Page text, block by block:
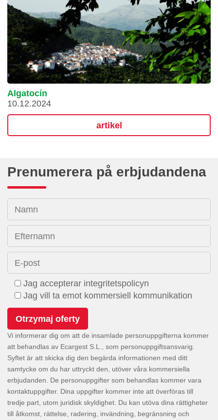
Algatocín
10.12.2024
artikel
Prenumerera på erbjudandena
Namn
Efternamn
E-post
Jag accepterar integritetspolicyn
Jag vill ta emot kommersiell kommunikation
Vi informerar dig om att de insamlade personuppgifterna kommer
att behandlas av Ecargest S.L., som personuppgiftsansvarig.
Syftet är att skicka dig den begärda informationen med ditt
samtycke om du har uttryckt den, utöver våra kommersiella
erbjudanden. De personuppgifter som behandlas kommer vara
kontaktuppgifter. Dina uppgifter kommer inte att överföras till
tredje part, utom juridisk skyldighet. Du kan utöva dina rättigheter
till åtkomst, rättelse, radering, invändning, begränsning och